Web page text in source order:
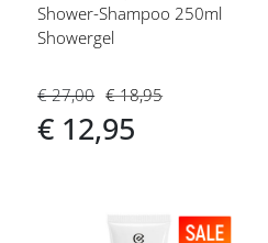
Shower-Shampoo 250ml
Showergel
€ 27,00
€ 12,95
€ 18,95